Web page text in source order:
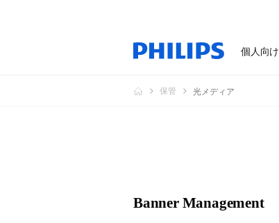
個人向け
保管 光メディア
Banner Management